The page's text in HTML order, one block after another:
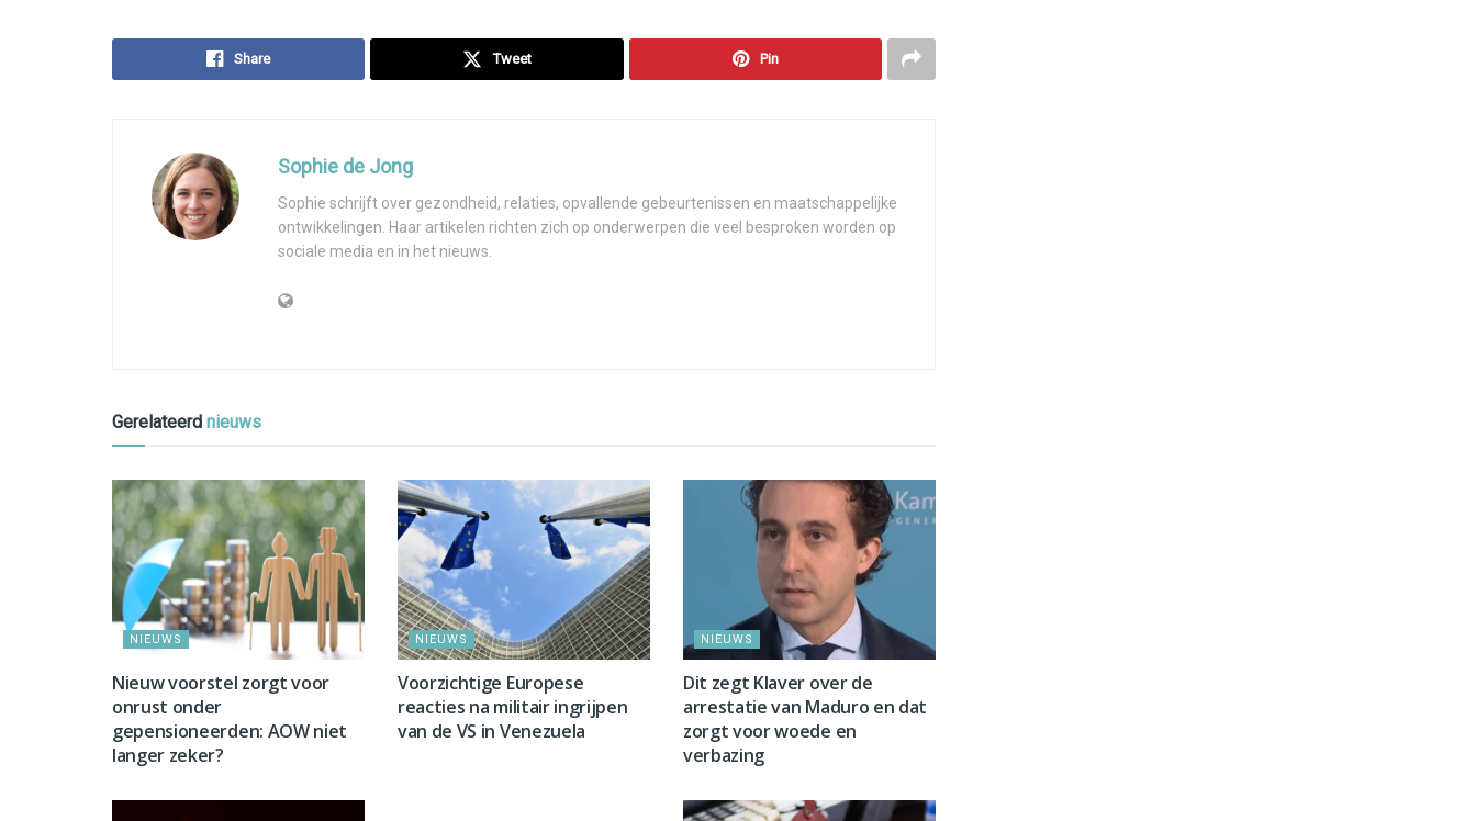
Share Tweet Pin
Sophie de Jong
Sophie schrijft over gezondheid, relaties, opvallende gebeurtenissen en maatschappelijke
ontwikkelingen. Haar artikelen richten zich op onderwerpen die veel besproken worden op
sociale media en in het nieuws.
Gerelateerd nieuws
NIEUWS
Nieuw voorstel zorgt voor
onrust onder
gepensioneerden: AOW niet
langer zeker?
NIEUWS
Voorzichtige Europese
reacties na militair ingrijpen
van de VS in Venezuela
NIEUWS
Dit zegt Klaver over de
arrestatie van Maduro en dat
zorgt voor woede en
verbazing